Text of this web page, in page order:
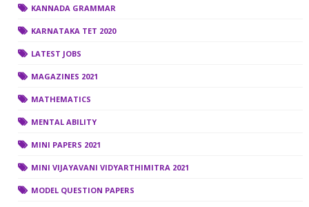
KANNADA GRAMMAR
KARNATAKA TET 2020
LATEST JOBS
MAGAZINES 2021
MATHEMATICS
MENTAL ABILITY
MINI PAPERS 2021
MINI VIJAYAVANI VIDYARTHIMITRA 2021
MODEL QUESTION PAPERS